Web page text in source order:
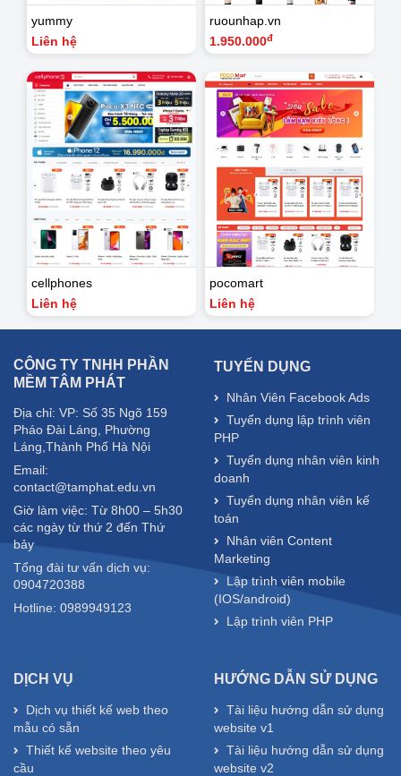
yummy
Liên hệ
ruounhap.vn
1.950.000đ
cellphones
Liên hệ
pocomart
Liên hệ
CÔNG TY TNHH PHẦN
MỀM TÂM PHÁT
Địa chỉ: VP: Số 35 Ngõ 159
Pháo Đài Láng, Phường
Láng,Thành Phố Hà Nội
Email:
contact@tamphat.edu.vn
Giờ làm việc: Từ 8h00 – 5h30
các ngày từ thứ 2 đến Thứ
bảy
Tổng đài tư vấn dịch vụ:
0904720388
Hotline: 0989949123
TUYỂN DỤNG
Nhân Viên Facebook Ads
Tuyển dụng lập trình viên
PHP
Tuyển dụng nhân viên kinh
doanh
Tuyển dụng nhân viên kế
toán
Nhân viên Content
Marketing
Lập trình viên mobile
(IOS/android)
Lập trình viên PHP
DỊCH VỤ
Dịch vụ thiết kế web theo
mẫu có sẵn
Thiết kế website theo yêu
cầu
HƯỚNG DẪN SỬ DỤNG
Tài liệu hướng dẫn sử dụng
website v1
Tài liệu hướng dẫn sử dụng
website v2